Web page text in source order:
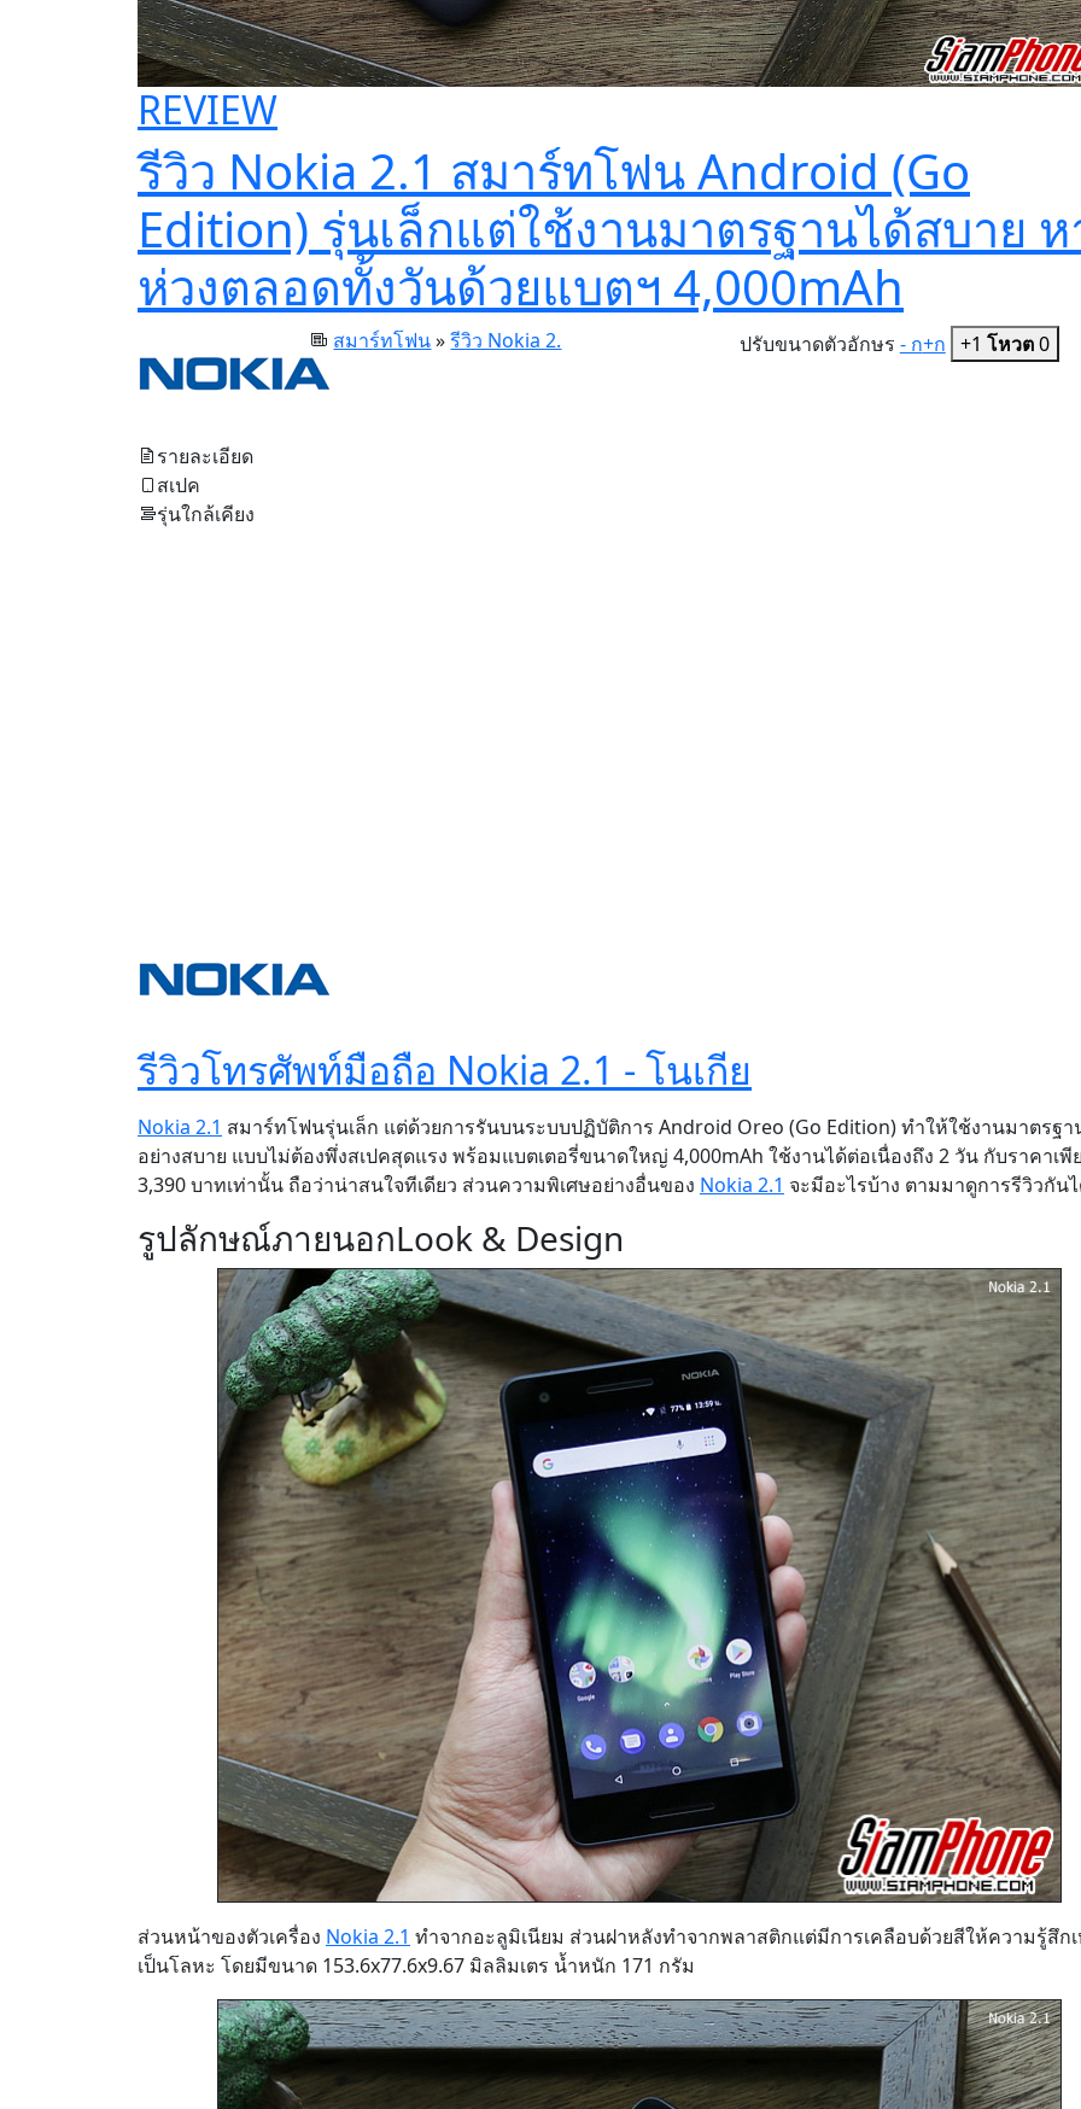
REVIEW
รีวิว Nokia 2.1 สมาร์ทโฟน Android (Go
Edition) รุ่นเล็กแต่ใช้งานมาตรฐานได้สบาย
ห่วงตลอดทั้งวันด้วยแบตฯ 4,000mAh
สมาร์ทโฟน»รีวิว Nokia 2. ปรับขนาดตัวอักษร - ก+ก +1 โหวต0
รายละเอียด
สเปค
รุ่นใกล้เคียง
รีวิวโทรศัพท์มือถือ Nokia 2.1 - โนเกีย
Nokia 2.1 สมาร์ทโฟนรุ่นเล็ก แต่ด้วยการรันบนระบบปฏิบัติการ Android Oreo (Go Edition) ทำให้ใช้งานมาตรฐา
อย่างสบาย แบบไม่ต้องพึ่งสเปคสุดแรง พร้อมแบตเตอรี่ขนาดใหญ่ 4,000mAh ใช้งานได้ต่อเนื่องถึง 2 วัน กับราคาเพี
3,390 บาทเท่านั้น ถือว่าน่าสนใจทีเดียว ส่วนความพิเศษอย่างอื่นของ Nokia 2.1 จะมีอะไรบ้าง ตามมาดูการรีวิวกันไ
รูปลักษณ์ภายนอกLook & Design
ส่วนหน้าของตัวเครื่อง Nokia 2.1 ทำจากอะลูมิเนียม ส่วนฝาหลังทำจากพลาสติกแต่มีการเคลือบด้วยสีให้ความรู้สึก
เป็นโลหะ โดยมีขนาด 153.6x77.6x9.67 มิลลิมเตร น้ำหนัก 171 กรัม